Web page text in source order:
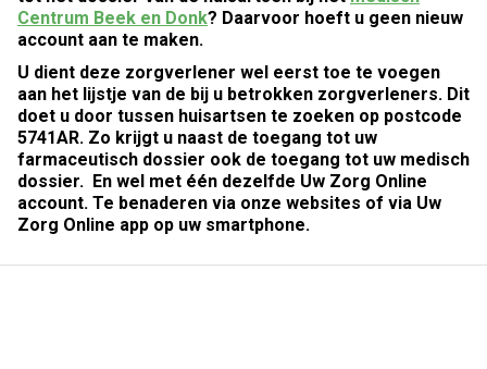
Centrum Beek en Donk? Daarvoor hoeft u geen nieuw
account aan te maken.
U dient deze zorgverlener wel eerst toe te voegen
aan het lijstje van de bij u betrokken zorgverleners. Dit
doet u door tussen huisartsen te zoeken op postcode
5741AR. Zo krijgt u naast de toegang tot uw
farmaceutisch dossier ook de toegang tot uw medisch
dossier. En wel met één dezelfde Uw Zorg Online
account. Te benaderen via onze websites of via Uw
Zorg Online app op uw smartphone.